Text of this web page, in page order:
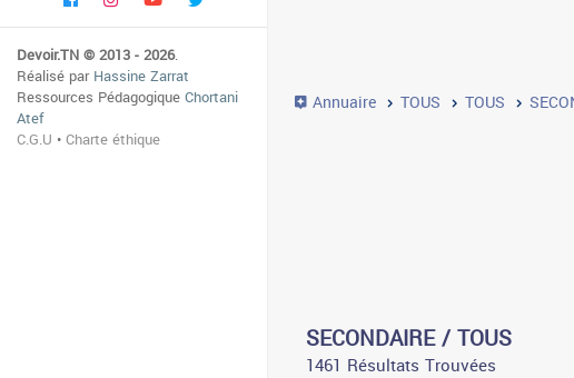
Devoir.TN © 2013 - 2026.
Réalisé parHassine Zarrat
Ressources PédagogiqueChortani
Atef
C.G.U •Charte éthique
Annuaire TOUS TOUS
SECONDAIRE / TOUS
1461 Résultats Trouvées